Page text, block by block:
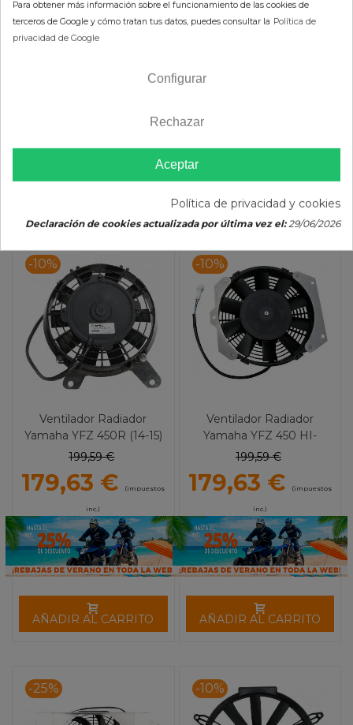
TRX 450R HI-Performance
MOOSE UTILITY
199,59 €
Yamaha YFZ 450R (09-11)
HI-Performance MOOSE
AÑADIR AL CARRITO
-10%
Ventilador Radiador
Yamaha YFZ 450R (14-15)
HI-Performance MOOSE
199,59 €
179,63 € (impuestos
inc.)
AÑADIR AL CARRITO
-10%
Ventilador Radiador
Yamaha YFZ 450 HI-
Performance MOOSE
199,59 €
179,63 € (impuestos
inc.)
AÑADIR AL CARRITO
-25% -10%
Para obtener más información sobre el funcionamiento de las cookies de
terceros de Google y cómo tratan tus datos, puedes consultar la Política de
privacidad de Google
Configurar
Rechazar
Aceptar
Política de privacidad y cookies
Declaración de cookies actualizada por última vez el:29/06/2026